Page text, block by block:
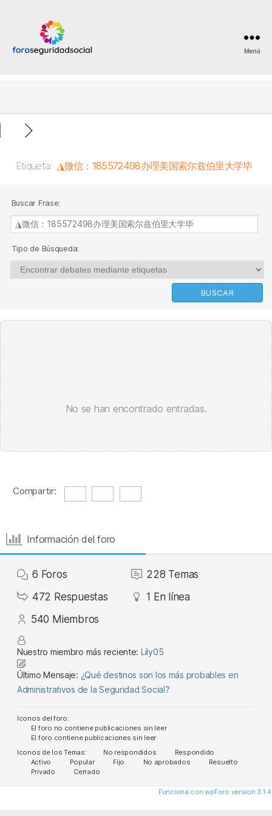
Social
Menú
Etiqueta: ◮微信：185572498办理美国索尔兹伯里大学毕
Buscar Frase:
Tipo de Búsqueda:
No se han encontrado entradas.
Compartir:
Información del foro
6 Foros 228 Temas
472 Respuestas 1 En línea
540 Miembros
Nuestro miembro más reciente: Lily05
Último Mensaje: ¿Qué destinos son los más probables en
Administrativos de la Seguridad Social?
Iconos del foro:
El foro no contiene publicaciones sin leer
El foro contiene publicaciones sin leer
Iconos de los Temas:
No respondidos
Respondido
Activo
Popular Fijo No aprobados
Resuelto
Privado
Cerrado
Funciona con wpForo version 3.1.4